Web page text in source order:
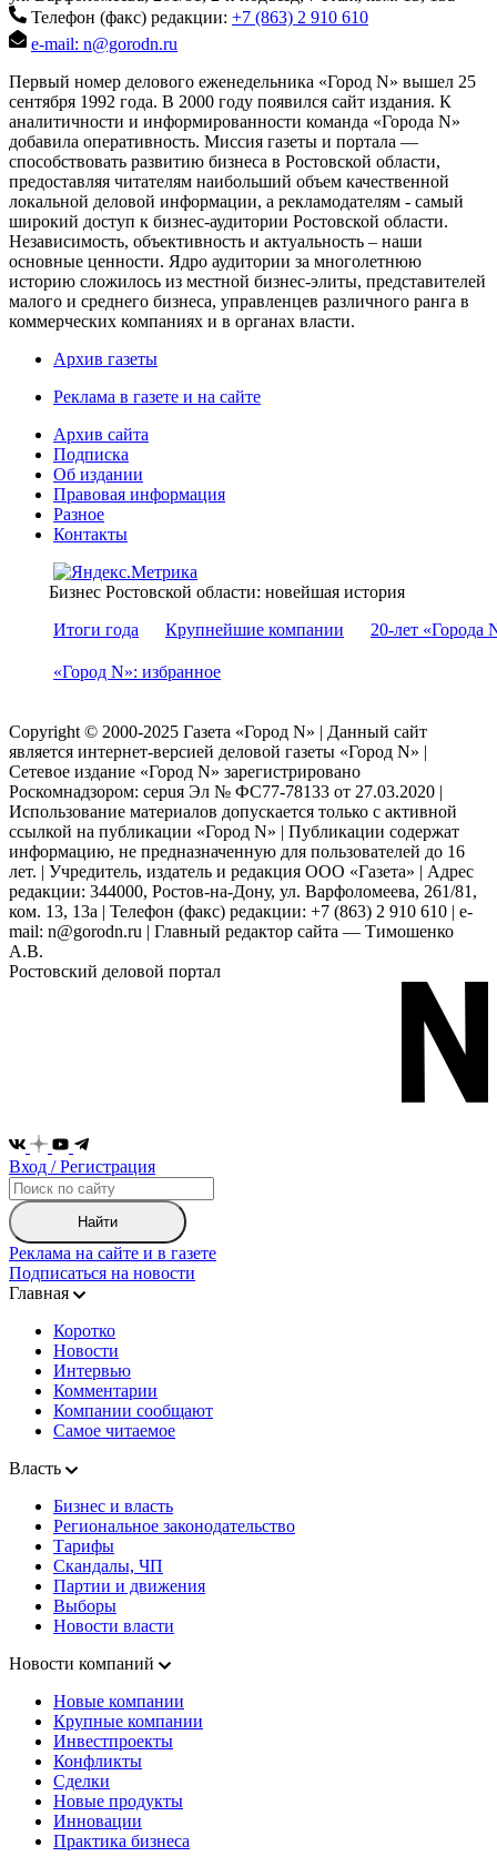
Телефон (факс) редакции: +7 (863) 2 910 610
e-mail: n@gorodn.ru
Первый номер делового еженедельника «Город N» вышел 25
сентября 1992 года. В 2000 году появился сайт издания. К
аналитичности и информированности команда «Города N»
добавила оперативность. Миссия газеты и портала —
способствовать развитию бизнеса в Ростовской области,
предоставляя читателям наибольший объем качественной
локальной деловой информации, а рекламодателям - самый
широкий доступ к бизнес-аудитории Ростовской области.
Независимость, объективность и актуальность – наши
основные ценности. Ядро аудитории за многолетнюю
историю сложилось из местной бизнес-элиты, представителей
малого и среднего бизнеса, управленцев различного ранга в
коммерческих компаниях и в органах власти.
Архив газеты
Реклама в газете и на сайте
Архив сайта
Подписка
Об издании
Правовая информация
Разное
Контакты
Бизнес Ростовской области: новейшая история
Итоги года
Крупнейшие компании 20-лет «Города
«Город N»: избранное
Copyright © 2000-2025 Газета «Город N» | Данный сайт
является интернет-версией деловой газеты «Город N» |
Сетевое издание «Город N» зарегистрировано
Роскомнадзором: серuя Эл № ФС77-78133 от 27.03.2020 |
Использование материалов допускается только с активной
ссылкой на публикации «Город N» | Публикации содержат
информацию, не предназначенную для пользователей до 16
лет. | Учредитель, издатель и редакция ООО «Газета» | Адрес
редакции: 344000, Ростов-на-Дону, ул. Варфоломеева, 261/81,
ком. 13, 13а | Телефон (факс) редакции: +7 (863) 2 910 610 | e-
mail: n@gorodn.ru | Главный редактор сайта — Тимошенко
А.В.
Ростовский деловой портал
Вход / Регистрация
Найти
Реклама на сайте и в газете
Подписаться на новости
Главная
Коротко
Новости
Интервью
Комментарии
Компании сообщают
Самое читаемое
Власть
Бизнес и власть
Региональное законодательство
Тарифы
Скандалы, ЧП
Партии и движения
Выборы
Новости власти
Новости компаний
Новые компании
Крупные компании
Инвестпроекты
Конфликты
Сделки
Новые продукты
Инновации
Практика бизнеса